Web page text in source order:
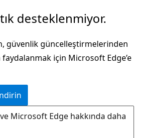
desteklenmiyor.
güvenlik güncelleştirmelerinden
için Microsoft Edge’e
Microsoft Edge hakkında daha